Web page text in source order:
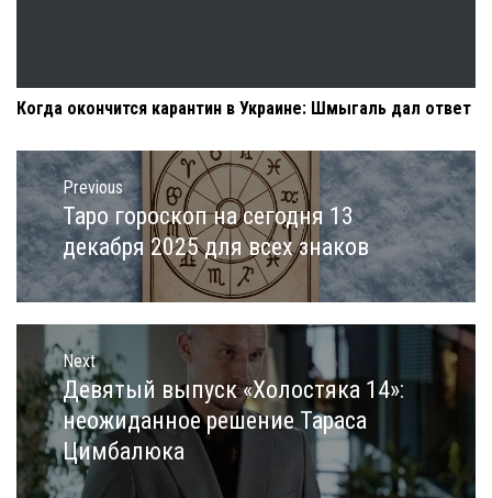
Когда окончится карантин в Украине: Шмыгаль дал ответ
Навигация
по
записям
Previous
Previous
post:
Таро гороскоп на сегодня 13
декабря 2025 для всех знаков
Next
Next
post:
Девятый выпуск «Холостяка 14»:
неожиданное решение Тараса
Цимбалюка